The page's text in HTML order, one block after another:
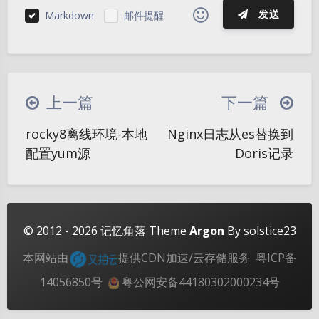
Sans Serif Serif
浅阴影 深阴影
关闭 日落 暗化 灰度
Markdown 邮件提醒 发送
|´・ω・)ノ ヾ(≧∇≦*)ゝ
(☆ω☆)
∠( ᐛ 」∠)＿
୧(๑•̀⌄•́๑)૭
(ノ°ο°)ノ
(´இ皿இ｀)
(╯°A°)╯︵○○○
φ(￣∇￣o)
Σ(っ °Д °;)っ
( ,,´･ω･)ﾉ"(´っω･｀｡)
╮(╯▽╰)╭
o(*////▽////*)q
＞﹏＜
( ๑´•ω•) "(ㆆᴗㆆ)
上一篇
rocky8离线环境-本地
配置yum源
下一篇
Nginx日志从es替换到
Doris记录
© 2012 - 2026 记忆角落 Theme Argon By solstice23
本网站由
提供CDN加速/云存储服务 粤ICP备
14056850号
粤公网安备44180302000234号